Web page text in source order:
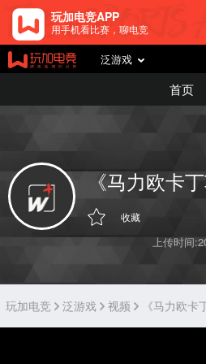
玩加电竞APP
用手机看比赛，聊电竞
泛游戏
首页
收藏
上传时间
玩加电竞 泛游戏 视频 《马力欧卡